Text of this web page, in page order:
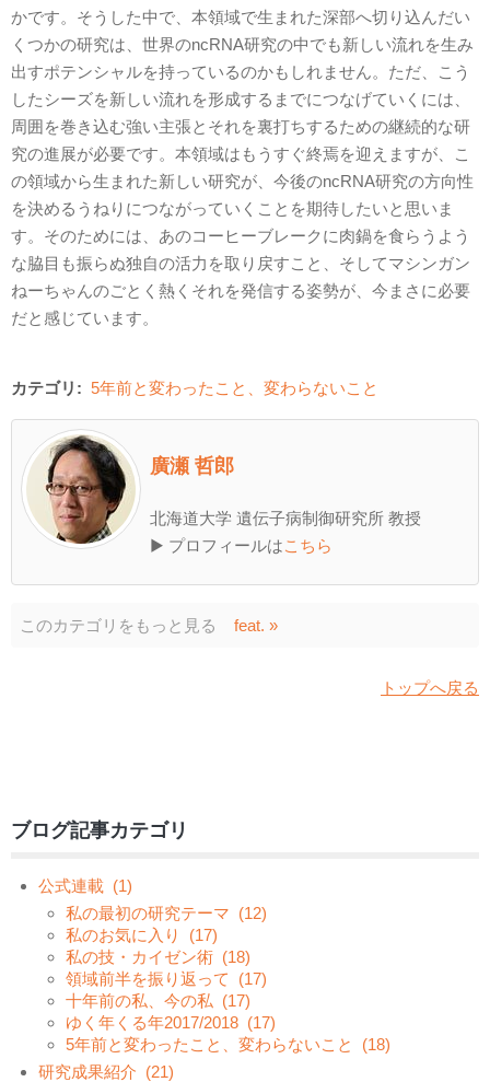
かです。そうした中で、本領域で生まれた深部へ切り込んだい
くつかの研究は、世界のncRNA研究の中でも新しい流れを生み
出すポテンシャルを持っているのかもしれません。ただ、こう
したシーズを新しい流れを形成するまでにつなげていくには、
周囲を巻き込む強い主張とそれを裏打ちするための継続的な研
究の進展が必要です。本領域はもうすぐ終焉を迎えますが、こ
の領域から生まれた新しい研究が、今後のncRNA研究の方向性
を決めるうねりにつながっていくことを期待したいと思いま
す。そのためには、あのコーヒーブレークに肉鍋を食らうよう
な脇目も振らぬ独自の活力を取り戻すこと、そしてマシンガン
ねーちゃんのごとく熱くそれを発信する姿勢が、今まさに必要
だと感じています。
カテゴリ: 5年前と変わったこと、変わらないこと
廣瀬 哲郎
北海道大学 遺伝子病制御研究所 教授
▶ プロフィールはこちら
このカテゴリをもっと見る feat. »
トップへ戻る
ブログ記事カテゴリ
公式連載 (1)
私の最初の研究テーマ (12)
私のお気に入り
(17)
私の技・カイゼン術 (18)
領域前半を振り返って
(17)
十年前の私、今の私 (17)
ゆく年くる年2017/2018 (17)
5年前と変わったこと、変わらないこと
(18)
研究成果紹介 (21)